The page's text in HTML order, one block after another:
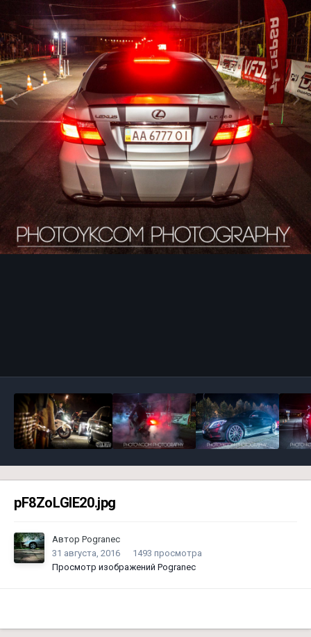
pF8ZoLGlE20.jpg
Автор Pogranec
31 августа, 2016
1493 просмотра
Просмотр изображений Pogranec